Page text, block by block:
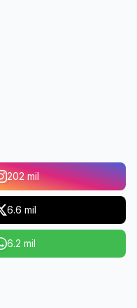
202 mil
6.6 mil
6.2 mil